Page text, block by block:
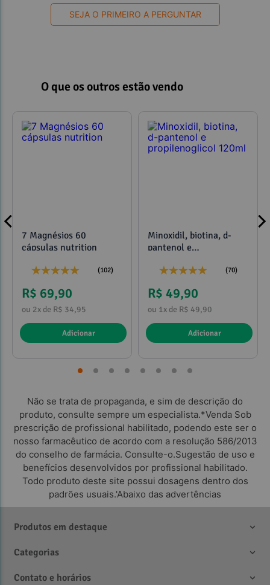
Referências:
SEJA O PRIMEIRO A PERGUNTAR
O que os outros estão vendo
7 Magnésios 60
cápsulas nutrition
(102)
R$ 69,90
ou 2x de R$ 34,95
Adicionar
Minoxidil, biotina, d-
pantenol e
(70)
R$ 49,90
ou 1x de R$ 49,90
Adicionar
Não se trata de propaganda, e sim de descrição do
produto, consulte sempre um especialista.*Venda Sob
prescrição de profissional habilitado, podendo este ser o
nosso farmacêutico de acordo com a resolução 586/2013
do conselho de farmácia. Consulte-o.Sugestão de uso e
benefícios desenvolvidos por profissional habilitado.
Todo produto deste site possui dosagens dentro dos
padrões usuais.'Abaixo das advertências
Produtos em destaque
Categorias
Contato e horários